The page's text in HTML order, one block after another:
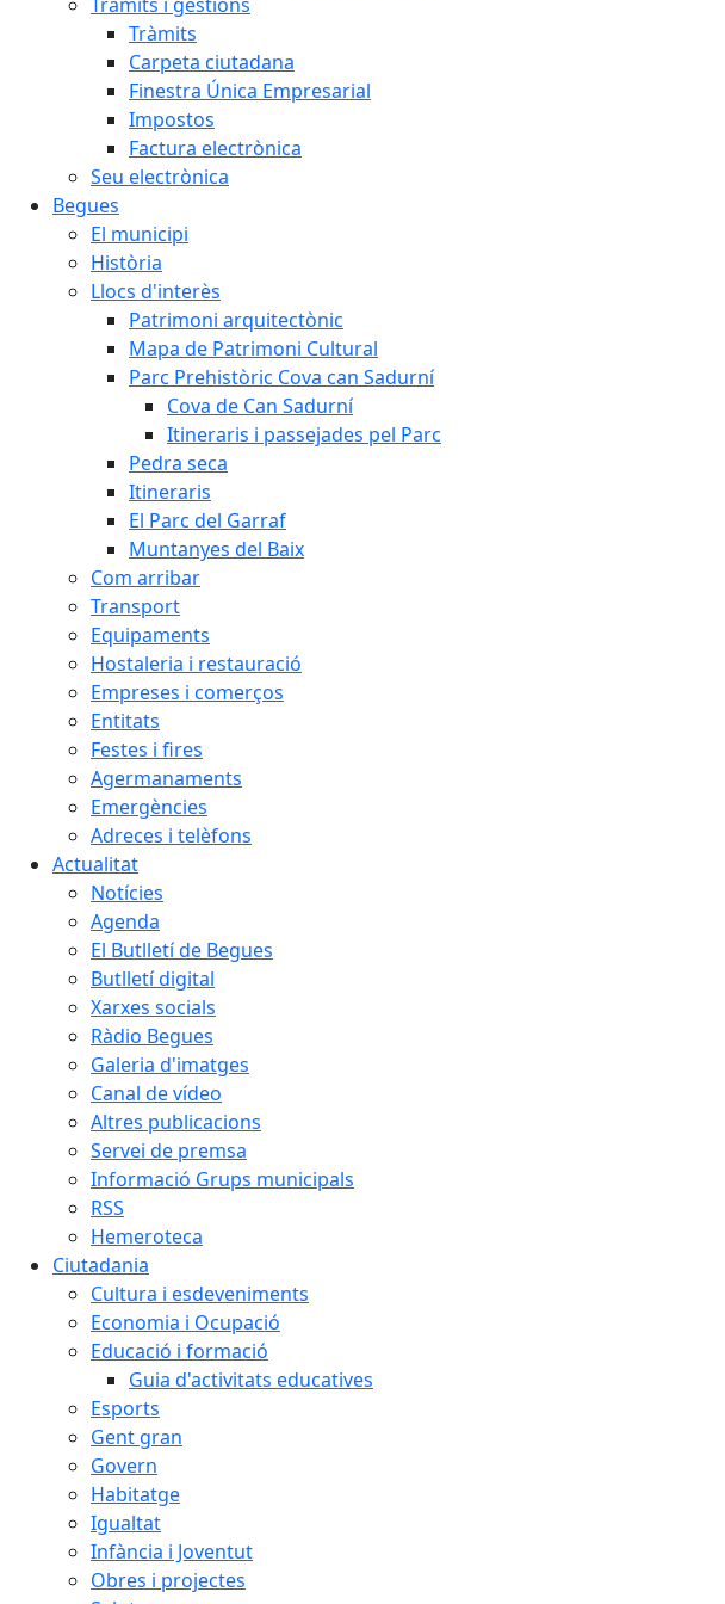
Tràmits
Carpeta ciutadana
Finestra Única Empresarial
Impostos
Factura electrònica
Seu electrònica
Begues
El municipi
Història
Llocs d'interès
Patrimoni arquitectònic
Mapa de Patrimoni Cultural
Parc Prehistòric Cova can Sadurní
Cova de Can Sadurní
Itineraris i passejades pel Parc
Pedra seca
Itineraris
El Parc del Garraf
Muntanyes del Baix
Com arribar
Transport
Equipaments
Hostaleria i restauració
Empreses i comerços
Entitats
Festes i fires
Agermanaments
Emergències
Adreces i telèfons
Actualitat
Notícies
Agenda
El Butlletí de Begues
Butlletí digital
Xarxes socials
Ràdio Begues
Galeria d'imatges
Canal de vídeo
Altres publicacions
Servei de premsa
Informació Grups municipals
RSS
Hemeroteca
Ciutadania
Cultura i esdeveniments
Economia i Ocupació
Educació i formació
Guia d'activitats educatives
Esports
Gent gran
Govern
Habitatge
Igualtat
Infància i Joventut
Obres i projectes